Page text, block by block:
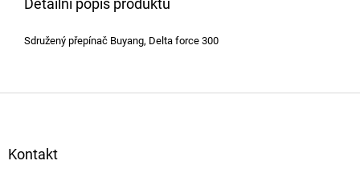
Detailní popis produktu
Sdružený přepínač Buyang, Delta force 300
Kontakt